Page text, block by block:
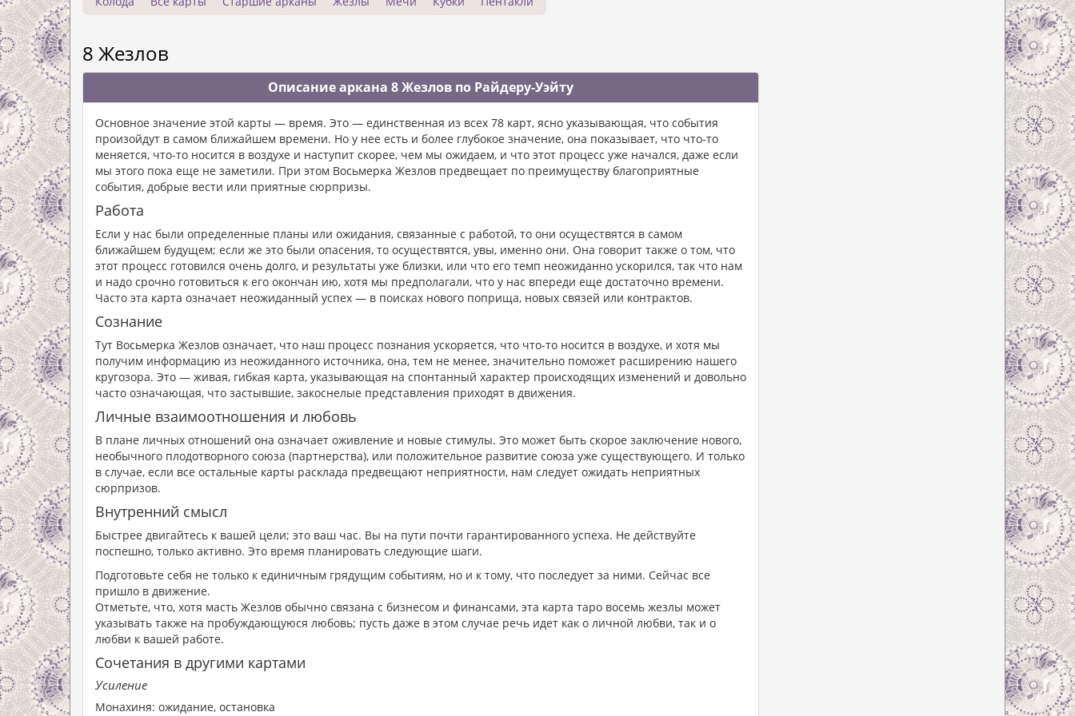
8 Жезлов
Описание аркана 8 Жезлов по Райдеру-Уэйту
Основное значение этой карты — время. Это — единственная из всех 78 карт, ясно указывающая, что события
произойдут в самом ближайшем времени. Но у нее есть и более глубокое значение, она показывает, что что-то
меняется, что-то носится в воздухе и наступит скорее, чем мы ожидаем, и что этот процесс уже начался, даже если
мы этого пока еще не заметили. При этом Восьмерка Жезлов предвещает по преимуществу благоприятные
события, добрые вести или приятные сюрпризы.
Работа
Если у нас были определенные планы или ожидания, связанные с работой, то они осуществятся в самом
ближайшем будущем; если же это были опасения, то осуществятся, увы, именно они. Она говорит также о том, что
этот процесс готовился очень долго, и результаты уже близки, или что его темп неожиданно ускорился, так что нам
и надо срочно готовиться к его окончан ию, хотя мы предполагали, что у нас впереди еще достаточно времени.
Часто эта карта означает неожиданный успех — в поисках нового поприща, новых связей или контрактов.
Сознание
Тут Восьмерка Жезлов означает, что наш процесс познания ускоряется, что что-то носится в воздухе, и хотя мы
получим информацию из неожиданного источника, она, тем не менее, значительно поможет расширению нашего
кругозора. Это — живая, гибкая карта, указывающая на спонтанный характер происходящих изменений и довольно
часто означающая, что застывшие, закоснелые представления приходят в движения.
Личные взаимоотношения и любовь
В плане личных отношений она означает оживление и новые стимулы. Это может быть скорое заключение нового,
необычного плодотворного союза (партнерства), или положительное развитие союза уже существующего. И только
в случае, если все остальные карты расклада предвещают неприятности, нам следует ожидать неприятных
сюрпризов.
Внутренний смысл
Быстрее двигайтесь к вашей цели; это ваш час. Вы на пути почти гарантированного успеха. Не действуйте
поспешно, только активно. Это время планировать следующие шаги.
Подготовьте себя не только к единичным грядущим событиям, но и к тому, что последует за ними. Сейчас все
пришло в движение.
Отметьте, что, хотя масть Жезлов обычно связана с бизнесом и финансами, эта карта таро восемь жезлы может
указывать также на пробуждающуюся любовь; пусть даже в этом случае речь идет как о личной любви, так и о
любви к вашей работе.
Сочетания в другими картами
Усиление
Монахиня: ожидание, остановка